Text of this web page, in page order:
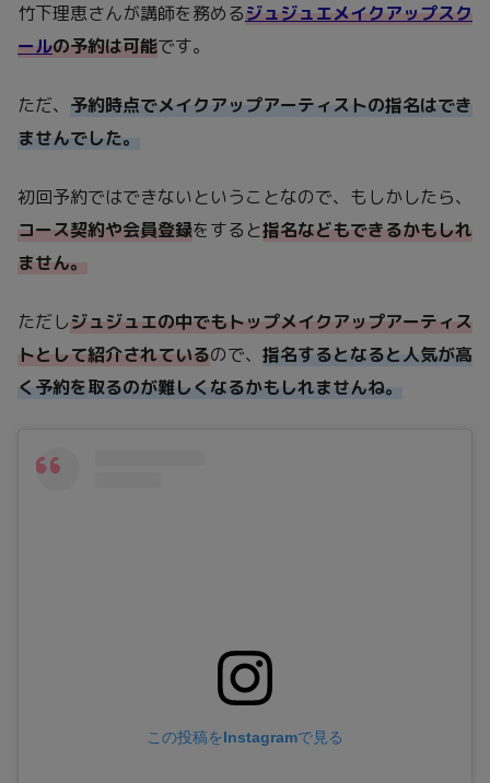
竹下理恵さんが講師を務めるジュジュエメイクアップスク
ールの予約は可能です。
ただ、 予約時点でメイクアップアーティストの指名はでき
ませんでした。
初回予約ではできないということなので、もしかしたら、
コース契約や会員登録をすると指名などもできるかもしれ
ません。
ただしジュジュエの中でもトップメイクアップアーティス
トとして紹介されているので、 指名するとなると人気が高
く予約を取るのが難しくなるかもしれませんね。
この投稿をInstagramで見る